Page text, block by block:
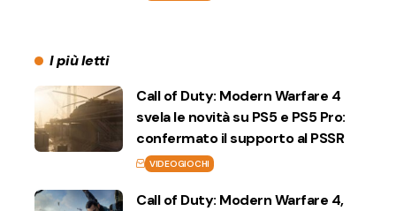
I più letti
Call of Duty: Modern Warfare 4
svela le novità su PS5 e PS5 Pro:
confermato il supporto al PSSR
VIDEOGIOCHI
Call of Duty: Modern Warfare 4,